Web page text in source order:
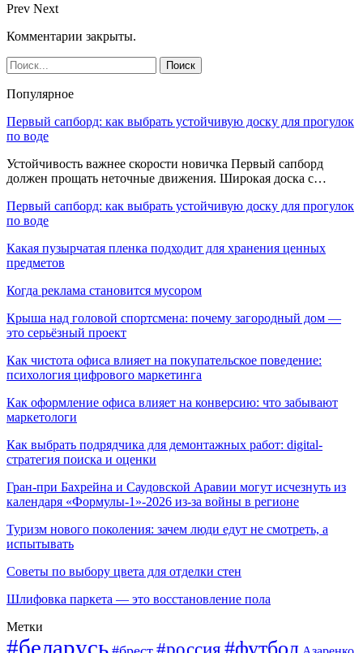
Prev Next
Комментарии закрыты.
Популярное
Первый сапборд: как выбрать устойчивую доску для прогулок
по воде
Устойчивость важнее скорости новичка Первый сапборд
должен прощать неточные движения. Широкая доска с…
Первый сапборд: как выбрать устойчивую доску для прогулок
по воде
Какая пузырчатая пленка подходит для хранения ценных
предметов
Когда реклама становится мусором
Крыша над головой спортсмена: почему загородный дом —
это серьёзный проект
Как чистота офиса влияет на покупательское поведение:
психология цифрового маркетинга
Как оформление офиса влияет на конверсию: что забывают
маркетологи
Как выбрать подрядчика для демонтажных работ: digital-
стратегия поиска и оценки
Гран-при Бахрейна и Саудовской Аравии могут исчезнуть из
календаря «Формулы-1»-2026 из-за войны в регионе
Туризм нового поколения: зачем люди едут не смотреть, а
испытывать
Советы по выбору цвета для отделки стен
Шлифовка паркета — это восстановление пола
Метки
#беларусь